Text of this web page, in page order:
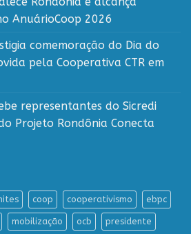
AnuárioCoop 2026
comemoração do Dia do
pela Cooperativa CTR em
representantes do Sicredi
Projeto Rondônia Conecta
coop cooperativismo ebpc
mobilização ocb presidente